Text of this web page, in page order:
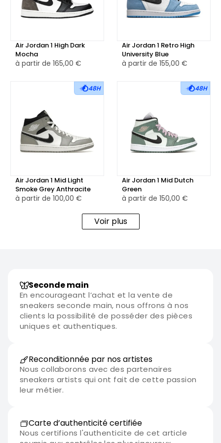
du talon pour signer cette édition spéciale avec contraste
et élégance.
lumière à l’ensemble et repose sur une semelle extérieure
en caoutchouc noir, garantissant une adhérence fiable et
performance de la paire.
Également disponible en version reconditionnée, la Air
Jordan 1 Low All-Star (2021) séduit par son allure habillée,
son confort maîtrisé et son clin d’œil discret à l’univers du
basketball de haut niveau — un modèle parfait pour allier
Air Jordan 1 High Dark
Mocha
à partir de 165,00 €
Air Jordan 1 Retro High
University Blue
à partir de 155,00 €
48H
Air Jordan 1 Mid Light
Smoke Grey Anthracite
à partir de 100,00 €
48H
Air Jordan 1 Mid Dutch
Green
à partir de 150,00 €
Voir plus
Seconde main
En encourageant l’achat et la vente de
sneakers seconde main, nous offrons à nos
clients la possibilité de posséder des pièces
uniques et authentiques.
Reconditionnée par nos artistes
Nous collaborons avec des partenaires
sneakers artists qui ont fait de cette passion
leur métier.
Carte d’authenticité certifiée
Nous certifions l'authenticite de cet article